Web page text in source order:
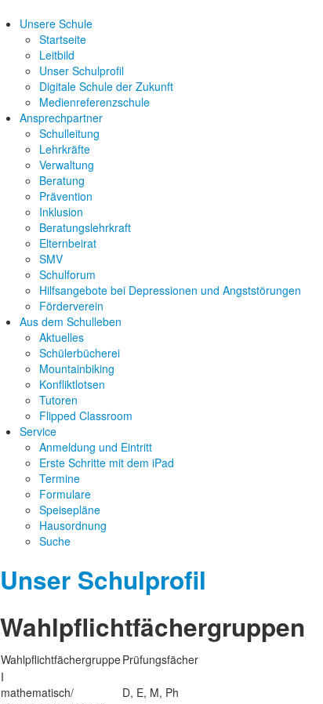
Unsere Schule
Startseite
Leitbild
Unser Schulprofil
Digitale Schule der Zukunft
Medienreferenzschule
Ansprechpartner
Schulleitung
Lehrkräfte
Verwaltung
Beratung
Prävention
Inklusion
Beratungslehrkraft
Elternbeirat
SMV
Schulforum
Hilfsangebote bei Depressionen und Angststörungen
Förderverein
Aus dem Schulleben
Aktuelles
Schülerbücherei
Mountainbiking
Konfliktlotsen
Tutoren
Flipped Classroom
Service
Anmeldung und Eintritt
Erste Schritte mit dem iPad
Termine
Formulare
Speisepläne
Hausordnung
Suche
Unser Schulprofil
Wahlpflichtfächergruppen
WahlpflichtfächergruppePrüfungsfächer
I
mathematisch/
D, E, M, Ph